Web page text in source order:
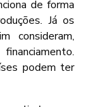
de forma
Já os
consideram,
podem ter